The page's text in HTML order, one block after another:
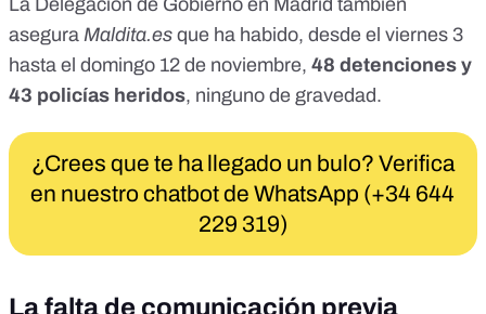
La Delegación de Gobierno en Madrid también
asegura Maldita.es que ha habido, desde el viernes 3
hasta el domingo 12 de noviembre, 48 detenciones y
43 policías heridos, ninguno de gravedad.
¿Crees que te ha llegado un bulo? Verifica
en nuestro chatbot de WhatsApp (+34 644
229 319)
La falta de comunicación previa